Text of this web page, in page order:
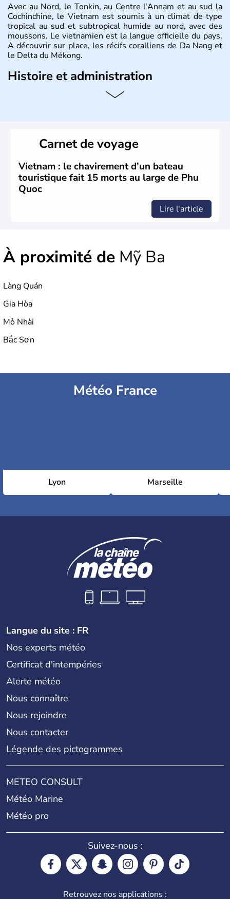
Avec au Nord, le Tonkin, au Centre l'Annam et au sud la
Cochinchine, le Vietnam est soumis à un climat de type
tropical au sud et subtropical humide au nord, avec des
moussons. Le vietnamien est la langue officielle du pays.
A découvrir sur place, les récifs coralliens de Da Nang et
le Delta du Mékong.
Histoire et administration
Pays d'Asie du Sud-Est situé sur l'est de la péninsule
nom récent de l'ancienne Saïgon.
Carnet de voyage
Vietnam : le chavirement d’un bateau
touristique fait 15 morts au large de Phu
Quoc
Lire l'article
À proximité de Mỹ Ba
Làng Quán
Gia Hòa
Mỏ Nhài
Bắc Sơn
Météo France
Lyon Marseille
Langue du site : FR
Nos experts météo
Certificat d'intempéries
Alerte météo
Nous connaître
Nous rejoindre
Nous contacter
Légende des pictogrammes
METEO CONSULT
Météo Marine
Météo pro
Suivez-nous :
Retrouvez nos applications :